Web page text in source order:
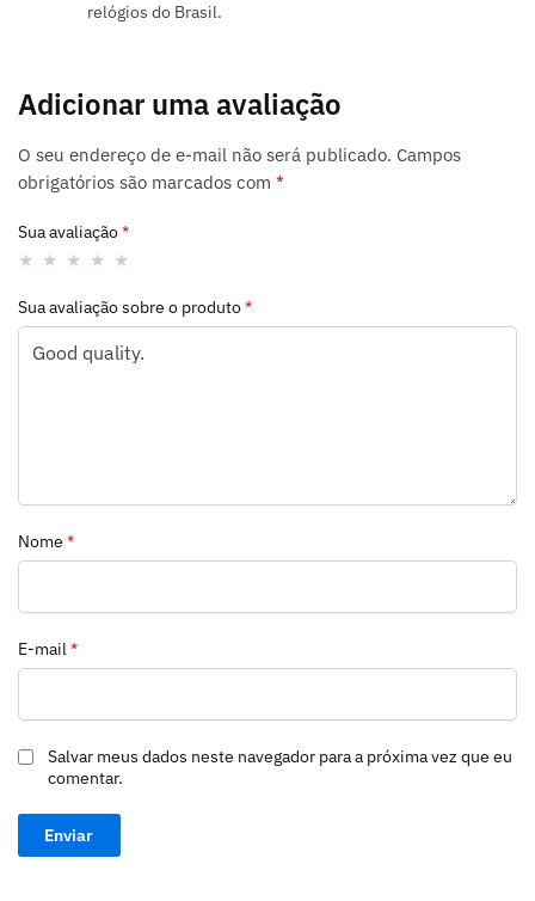
relógios do Brasil.
Adicionar uma avaliação
O seu endereço de e-mail não será publicado. Campos
obrigatórios são marcados com *
Sua avaliação*
Sua avaliação sobre o produto*
Nome *
E-mail*
Salvar meus dados neste navegador para a próxima vez que eu
comentar.